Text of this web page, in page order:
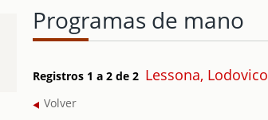
Programas de mano
Registros 1 a 2 de 2 Lessona, Lodovico
Volver